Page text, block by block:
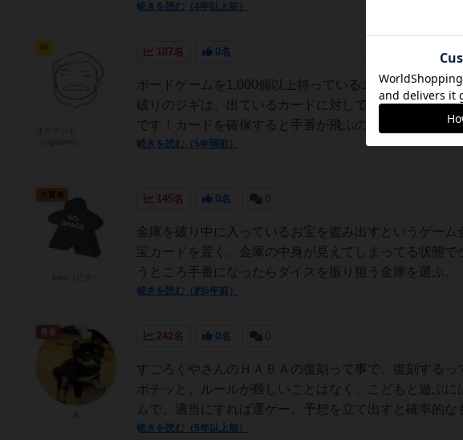
続きを読む（4年以上前）
187名 0名
ボードゲームを1,000個以上持っているユーザー視点で
破りのジギは、出ているカードに対してめくるカード
です！カードを確保すると手番が飛ぶので盗品カードを
続きを読む（5年弱前）
145名 0名 0
金庫を破り中に入っているお宝を盗み出すというゲー
宝カードを置く。金庫の中身が見えてしまってる状態
うところ手番になったらダイスを振り狙う金庫を選ぶ
続きを読む（約5年前）
大賢者
242名 0名 0
すごろくやさんのＨＡＢＡの復刻って事で、復刻する
ポチッと。ルールが難しいことはなく、こどもと遊ぶ
ムで、適当にすれば運ゲー、予想を立て出すと確率的
続きを読む（5年以上前）
勇者